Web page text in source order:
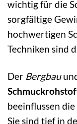
wichtig für die
sorgfältige
hochwertigen
Techniken sind
Der Bergbau
beeinflussen
Sie sind tief in